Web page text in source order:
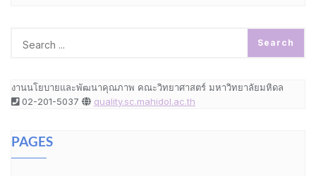
งานนโยบายและพัฒนาคุณภาพ คณะวิทยาศาสตร์ มหาวิทยาลัยมหิดล
02-201-5037
quality.sc.mahidol.ac.th
PAGES